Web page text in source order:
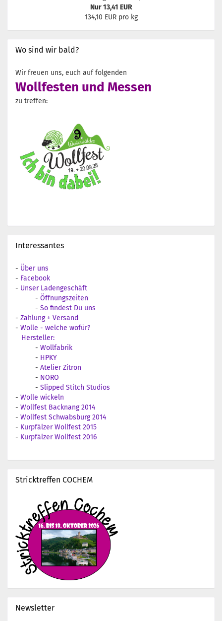
Nur 13,41 EUR
134,10 EUR pro kg
Wo sind wir bald?
Wir freuen uns, euch auf folgenden
Wollfesten und Messen
zu treffen:
Interessantes
- Über uns
- Facebook
- Unser Ladengeschäft
- Öffnungszeiten
- So findest Du uns
- Zahlung + Versand
- Wolle - welche wofür?
Hersteller:
- Wollfabrik
- HPKY
- Atelier Zitron
- NORO
- Slipped Stitch Studios
- Wolle wickeln
- Wollfest Backnang 2014
- Wollfest Schwabsburg 2014
- Kurpfälzer Wollfest 2015
- Kurpfälzer Wollfest 2016
Stricktreffen COCHEM
Newsletter